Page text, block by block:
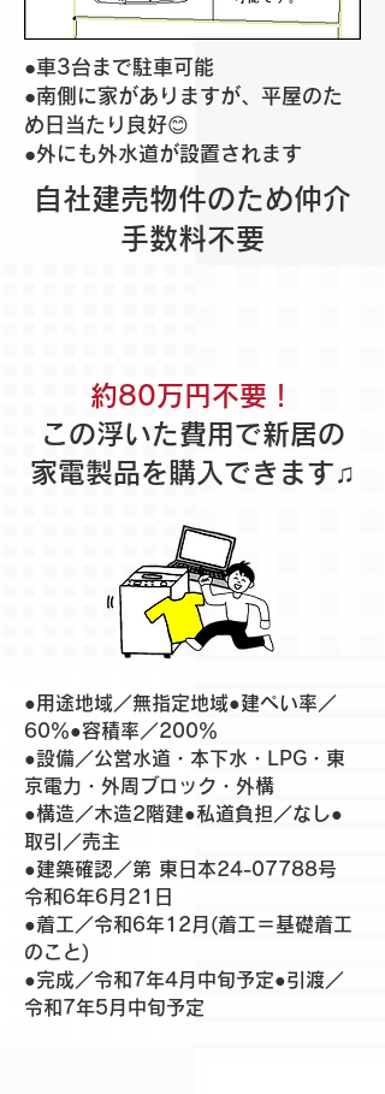
●車3台まで駐車可能
●南側に家がありますが、平屋のた
め日当たり良好😊
​●外にも外水道が設置されます
自社建売物件のため仲介
手数料不要
約80万円不要！
この浮いた費用で新居の
家電製品を購入できます♫
●用途地域／無指定地域●建ぺい率／
60％●容積率／200％
●設備／公営水道・本下水・LPG・東
京電力・外周ブロック・外構
●構造／木造2階建●私道負担／なし●
取引／売主
●建築確認／第 東日本24-07788号
令和6年6月21日
●着工／令和6年12月(着工＝基礎着工
のこと)
●完成／令和7年4月中旬予定●引渡／
令和7年5月中旬予定